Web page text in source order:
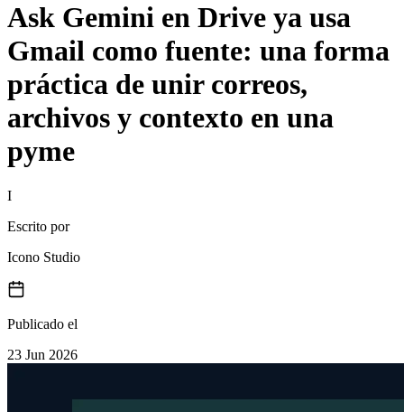
Ask Gemini en Drive ya usa
Gmail como fuente: una forma
práctica de unir correos,
archivos y contexto en una
pyme
I
Escrito por
Icono Studio
Publicado el
23 Jun 2026